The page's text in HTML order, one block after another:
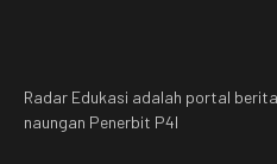
Radar Edukasi adalah portal
naungan Penerbit P4I